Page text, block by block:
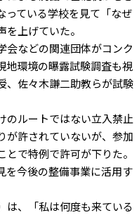
っている学校を見て「なぜ
上げていた。
などの関連団体がコンク
地環境の曝露試験調査も視
、佐々木謙二助教らが試験
ルートではない立入禁止
が許されていないが、参加
で特例で許可が下りた。
を今後の整備事業に活用す
、「私は何度も来ている